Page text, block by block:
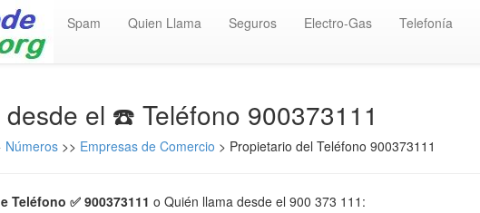
Spam Quien Llama Seguros Electro-Gas Telefonía
el ☎️ Teléfono 900373111
Números >> Empresas de Comercio > Propietario del Teléfono 900373111
Teléfono ✅ 900373111 o Quién llama desde el 900 373 111: